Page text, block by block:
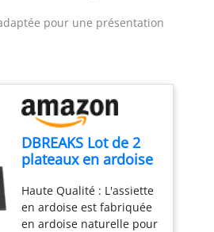
pour une présentation
DBREAKS Lot de 2
plateaux en ardoise
20 cm, pour buffet,
fromage, sushi
Haute Qualité : L'assiette
en ardoise est fabriquée
en ardoise naturelle pour